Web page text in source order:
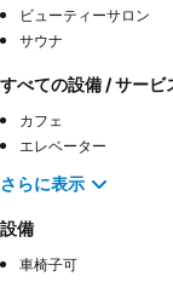
ビューティーサロン
サウナ
すべての設備 / サービ
カフェ
エレベーター
さらに表示
設備
車椅子可